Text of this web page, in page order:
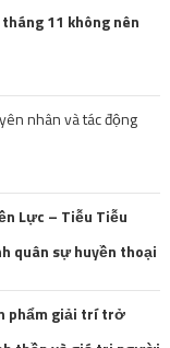
11 không nên
nhân và tác động
Lực – Tiễu Tiễu
quân sự huyền thoại
phẩm giải trí trở